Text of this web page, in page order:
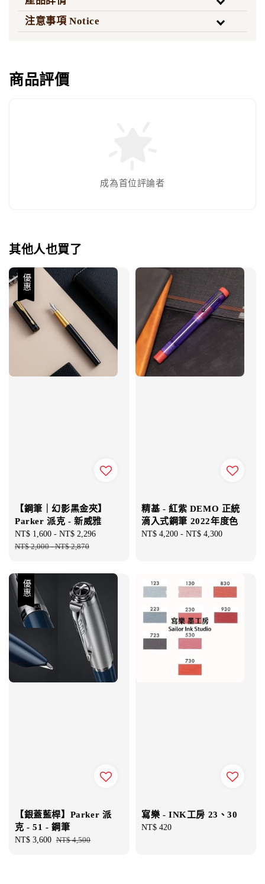
注意事項 Notice
商品評價
成為首位評論者
其他人也買了
優惠
【鋼筆｜幻影黑金夾】
Parker 派克 - 新威雅
Sale
price
NT$ 1,600 - NT$ 2,296
NT$ 2,000-NT$ 2,870
精基 - 紅紫 DEMO 正統
滴入式鋼筆 2022年度色
Regular
NT$ 4,200 - NT$ 4,300
優惠
【銀蓋藍桿】Parker 派
克 - 51 - 鋼筆
Sale
NT$ 3,600 Regular
NT$ 4,500
寫樂 - INK工房 23、30
Regular
NT$ 420